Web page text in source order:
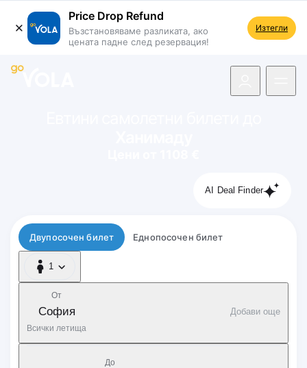
Price Drop Refund
Възстановяваме разликата, ако
цената падне след резервация!
Изтегли
AI Deal Finder
Тип полет
Двупосочен билет Еднопосочен билет
1
1 Пътник
От
София
Всички летища
Добави още
Дo